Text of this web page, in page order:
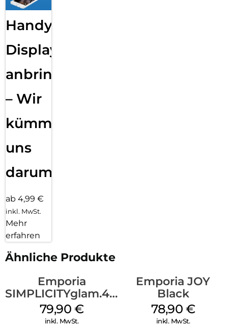
Handy
Displayfolie
anbringen
– Wir
kümmern
uns
darum!
ab 4,99 €
inkl. MwSt.
Mehr
erfahren
Ähnliche Produkte
Emporia
SIMPLICITYglam.4G
Schwarz
79,90 €
inkl. MwSt.
Emporia JOY
Black
78,90 €
inkl. MwSt.